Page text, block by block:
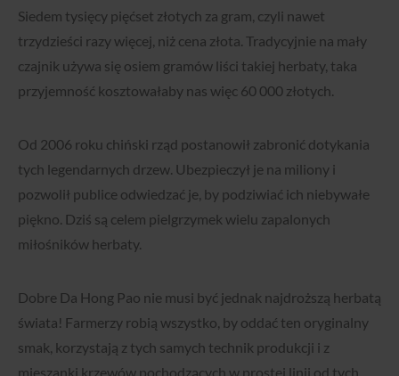
Siedem tysięcy pięćset złotych za gram, czyli nawet
trzydzieści razy więcej, niż cena złota. Tradycyjnie na mały
czajnik używa się osiem gramów liści takiej herbaty, taka
przyjemność kosztowałaby nas więc 60 000 złotych.
Od 2006 roku chiński rząd postanowił zabronić dotykania
tych legendarnych drzew. Ubezpieczył je na miliony i
pozwolił publice odwiedzać je, by podziwiać ich niebywałe
piękno. Dziś są celem pielgrzymek wielu zapalonych
miłośników herbaty.
Dobre Da Hong Pao nie musi być jednak najdroższą herbatą
świata! Farmerzy robią wszystko, by oddać ten oryginalny
smak, korzystają z tych samych technik produkcji i z
mieszanki krzewów pochodzących w prostej linii od tych